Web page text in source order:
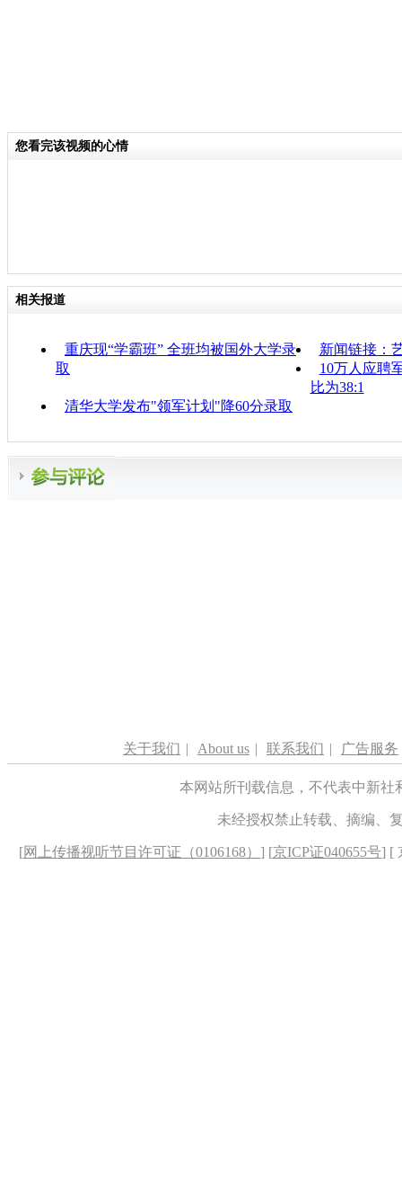
您看完该视频的心情
相关报道
重庆现“学霸班” 全班均被国外大学录
取
新闻链接：
10万人应聘
比为38:1
清华大学发布"领军计划"降60分录取
关于我们 | About us | 联系我们 | 广告服务
本网站所刊载信息，不代表中新
未经授权禁止转载、摘编、
[网上传播视听节目许可证（0106168） ] [京ICP证040655号] [